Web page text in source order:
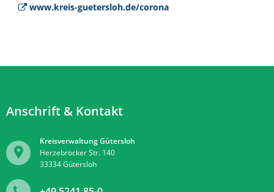
www.kreis-guetersloh.de/corona
Anschrift & Kontakt
Kreisverwaltung Gütersloh
Herzebrocker Str. 140
33334Gütersloh